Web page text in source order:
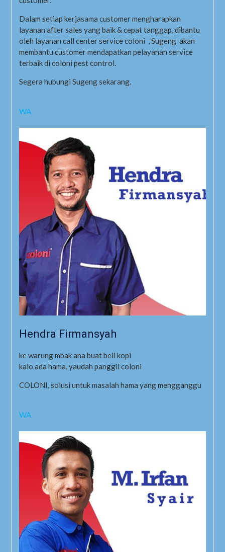
Dalam setiap kerjasama customer mengharapkan
layanan after sales yang baik & cepat tanggap, dibantu
oleh layanan call center service coloni , Sugeng akan
membantu customer mendapatkan pelayanan service
terbaik di coloni pest control.
Segera hubungi Sugeng sekarang.
WA
Hendra Firmansyah
ke warung mbak ana buat beli kopi
kalo ada hama, yaudah panggil coloni
COLONI, solusi untuk masalah hama yang mengganggu
WA